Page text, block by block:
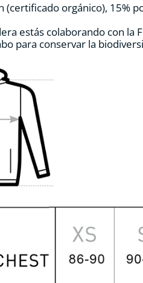
(certificado orgánico), 15%
estás colaborando con la
para conservar la